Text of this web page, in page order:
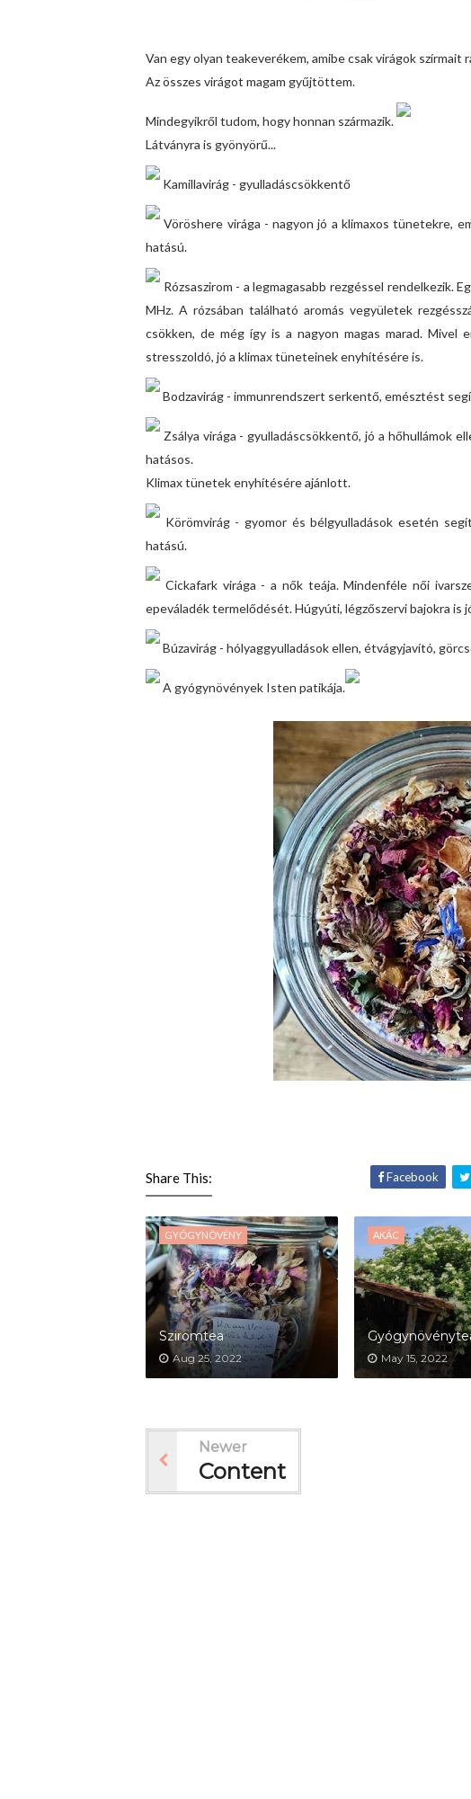
Van egy olyan teakeverékem, amibe csak virágok szírmait
Az összes virágot magam gyűjtöttem.
Mindegyikről tudom, hogy honnan származik.
Látványra is gyönyörű...
Kamillavirág - gyulladáscsökkentő
Vöröshere virága - nagyon jó a klimaxos tünetekre,
hatású.
Rózsaszirom - a legmagasabb rezgéssel rendelkezik.
MHz. A rózsában található aromás vegyületek
csökken, de még így is a nagyon magas marad. Mivel
stresszoldó, jó a klimax tüneteinek enyhítésére is.
Bodzavirág - immunrendszert serkentő, emésztést
Zsálya virága - gyulladáscsökkentő, jó a hőhullámok
hatásos.
Klimax tünetek enyhítésére ajánlott.
Körömvirág - gyomor és bélgyulladások esetén
hatású.
Cickafark virága - a nők teája. Mindenféle női
epeváladék termelődését. Húgyúti, légzőszervi bajokra is
Búzavirág - hólyaggyulladások ellen, étvágyjavító,
A gyógynövények Isten patikája.
Share This: Facebook
GYÓGYNÖVÉNY
Sziromtea
Aug 25, 2022
AKÁC
May 15, 2022
Newer
Content